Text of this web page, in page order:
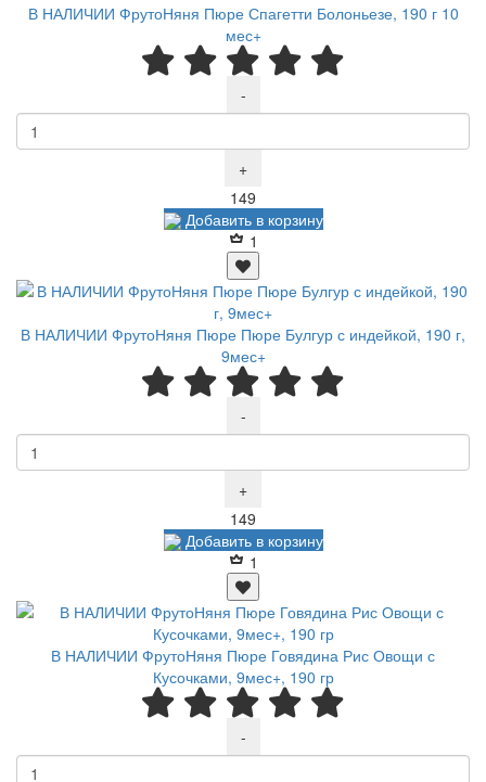
В НАЛИЧИИ ФрутоНяня Пюре Спагетти Болоньезе, 190 г 10
мес+
-
+
149
Добавить в корзину
1
В НАЛИЧИИ ФрутоНяня Пюре Пюре Булгур с индейкой, 190 г,
9мес+
-
+
149
Добавить в корзину
1
В НАЛИЧИИ ФрутоНяня Пюре Говядина Рис Овощи с
Кусочками, 9мес+, 190 гр
-